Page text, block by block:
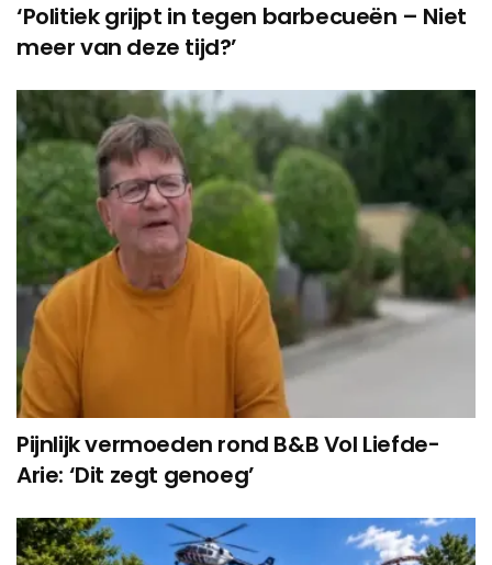
‘Politiek grijpt in tegen barbecueën – Niet
meer van deze tijd?’
Pijnlijk vermoeden rond B&B Vol Liefde-
Arie: ‘Dit zegt genoeg’